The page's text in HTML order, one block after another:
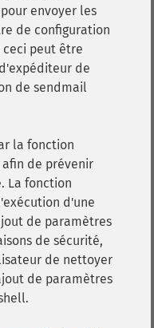
envoyer les
de configuration
ceci peut être
de
de sendmail
la fonction
de prévenir
La fonction
d'une
de paramètres
de sécurité,
de nettoyer
de paramètres